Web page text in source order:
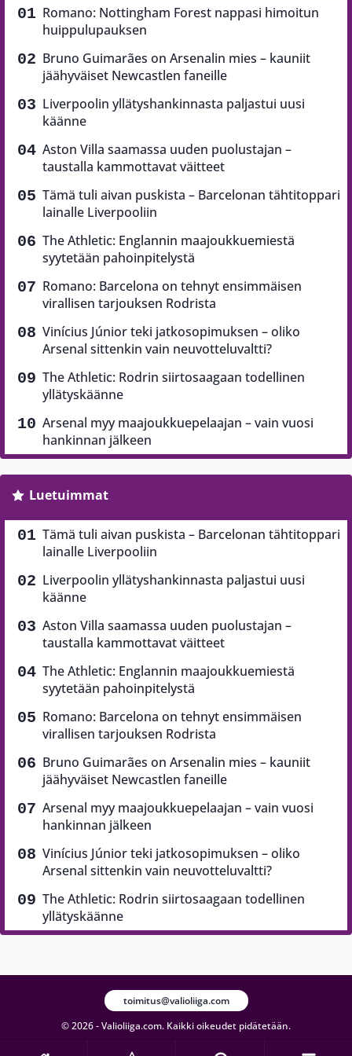
Romano: Nottingham Forest nappasi himoitun
huippulupauksen
Bruno Guimarães on Arsenalin mies – kauniit
jäähyväiset Newcastlen faneille
Liverpoolin yllätyshankinnasta paljastui uusi
käänne
Aston Villa saamassa uuden puolustajan –
taustalla kammottavat väitteet
Tämä tuli aivan puskista – Barcelonan tähtitoppari
lainalle Liverpooliin
The Athletic: Englannin maajoukkuemiestä
syytetään pahoinpitelystä
Romano: Barcelona on tehnyt ensimmäisen
virallisen tarjouksen Rodrista
Vinícius Júnior teki jatkosopimuksen – oliko
Arsenal sittenkin vain neuvotteluvaltti?
The Athletic: Rodrin siirtosaagaan todellinen
yllätyskäänne
Arsenal myy maajoukkuepelaajan – vain vuosi
hankinnan jälkeen
Luetuimmat
Tämä tuli aivan puskista – Barcelonan tähtitoppari
lainalle Liverpooliin
Liverpoolin yllätyshankinnasta paljastui uusi
käänne
Aston Villa saamassa uuden puolustajan –
taustalla kammottavat väitteet
The Athletic: Englannin maajoukkuemiestä
syytetään pahoinpitelystä
Romano: Barcelona on tehnyt ensimmäisen
virallisen tarjouksen Rodrista
Bruno Guimarães on Arsenalin mies – kauniit
jäähyväiset Newcastlen faneille
Arsenal myy maajoukkuepelaajan – vain vuosi
hankinnan jälkeen
Vinícius Júnior teki jatkosopimuksen – oliko
Arsenal sittenkin vain neuvotteluvaltti?
The Athletic: Rodrin siirtosaagaan todellinen
yllätyskäänne
© 2026 - Valioliiga.com. Kaikki oikeudet pidätetään.
toimitus@valioliiga.com